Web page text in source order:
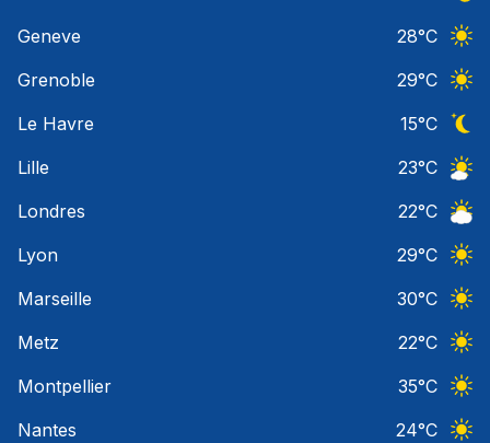
Geneve
28°C
Grenoble
29°C
Le Havre
15°C
Lille
23°C
Londres
22°C
Lyon
29°C
Marseille
30°C
Metz
22°C
Montpellier
35°C
Nantes
24°C